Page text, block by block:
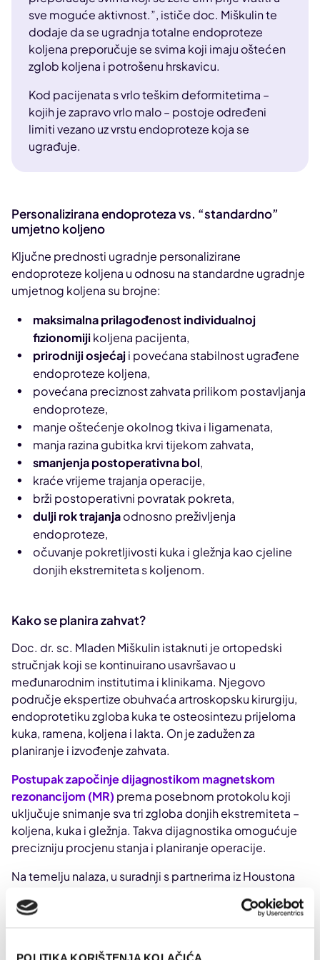
POLITIKA KORIŠTENJA KOLAČIĆA
sve moguće aktivnost.”, ističe doc. Miškulin te
dodaje da se ugradnja totalne endoproteze
koljena preporučuje se svima koji imaju oštećen
zglob koljena i potrošenu hrskavicu.
Kod pacijenata s vrlo teškim deformitetima –
kojih je zapravo vrlo malo – postoje određeni
limiti vezano uz vrstu endoproteze koja se
ugrađuje.
Personalizirana endoproteza vs. “standardno”
umjetno koljeno
Ključne prednosti ugradnje personalizirane
endoproteze koljena u odnosu na standardne ugradnje
umjetnog koljena su brojne:
maksimalna prilagođenost individualnoj
fizionomijikoljena pacijenta,
prirodniji osjećaji povećana stabilnost ugrađene
endoproteze koljena,
povećana preciznost zahvata prilikom postavljanja
endoproteze,
manje oštećenje okolnog tkiva i ligamenata,
manja razina gubitka krvi tijekom zahvata,
smanjenja postoperativna bol,
kraće vrijeme trajanja operacije,
brži postoperativni povratak pokreta,
dulji rok trajanjaodnosno preživljenja
endoproteze,
očuvanje pokretljivosti kuka i gležnja kao cjeline
donjih ekstremiteta s koljenom.
Kako se planira zahvat?
Doc. dr. sc. Mladen Miškulin istaknuti je ortopedski
stručnjak koji se kontinuirano usavršavao u
međunarodnim institutima i klinikama. Njegovo
područje ekspertize obuhvaća artroskopsku kirurgiju,
endoprotetiku zgloba kuka te osteosintezu prijeloma
kuka, ramena, koljena i lakta. On je zadužen za
planiranje i izvođenje zahvata.
Postupak započinje dijagnostikom magnetskom
rezonancijom (MR) prema posebnom protokolu koji
uključuje snimanje sva tri zgloba donjih ekstremiteta –
koljena, kuka i gležnja. Takva dijagnostika omogućuje
precizniju procjenu stanja i planiranje operacije.
Na temelju nalaza, u suradnji s partnerima iz Houstona
endoproteze koji uzima u obzir ne samo strukturu kosti,